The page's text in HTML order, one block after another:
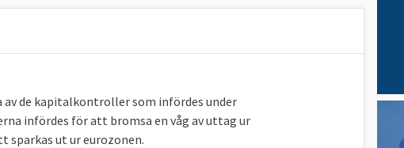
de kapitalkontroller som infördes under
infördes för att bromsa en våg av uttag ur
sparkas ut ur eurozonen.